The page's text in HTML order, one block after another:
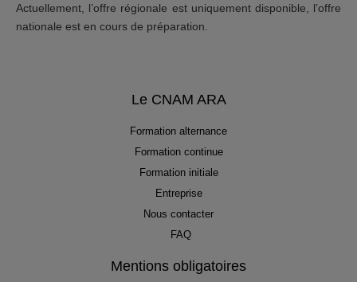
Actuellement, l’offre régionale est uniquement disponible, l’offre
nationale est en cours de préparation.
Le CNAM ARA
Formation alternance
Formation continue
Formation initiale
Entreprise
Nous contacter
FAQ
Mentions obligatoires